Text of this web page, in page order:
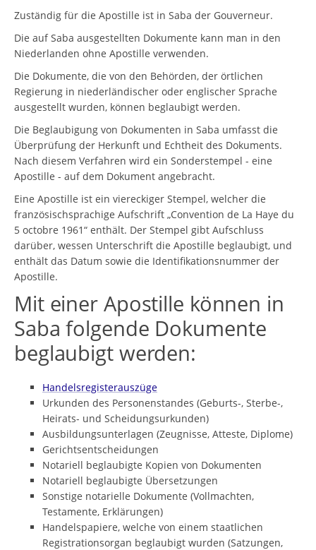
Zuständig für die Apostille ist in Saba der Gouverneur.
Die auf Saba ausgestellten Dokumente kann man in den
Niederlanden ohne Apostille verwenden.
Die Dokumente, die von den Behörden, der örtlichen
Regierung in niederländischer oder englischer Sprache
ausgestellt wurden, können beglaubigt werden.
Die Beglaubigung von Dokumenten in Saba umfasst die
Überprüfung der Herkunft und Echtheit des Dokuments.
Nach diesem Verfahren wird ein Sonderstempel - eine
Apostille - auf dem Dokument angebracht.
Eine Apostille ist ein viereckiger Stempel, welcher die
französischsprachige Aufschrift „Convention de La Haye du
5 octobre 1961“ enthält. Der Stempel gibt Aufschluss
darüber, wessen Unterschrift die Apostille beglaubigt, und
enthält das Datum sowie die Identifikationsnummer der
Apostille.
Mit einer Apostille können in
Saba folgende Dokumente
beglaubigt werden:
Handelsregisterauszüge
Urkunden des Personenstandes (Geburts-, Sterbe-,
Heirats- und Scheidungsurkunden)
Ausbildungsunterlagen (Zeugnisse, Atteste, Diplome)
Gerichtsentscheidungen
Notariell beglaubigte Kopien von Dokumenten
Notariell beglaubigte Übersetzungen
Sonstige notarielle Dokumente (Vollmachten,
Testamente, Erklärungen)
Handelspapiere, welche von einem staatlichen
Registrationsorgan beglaubigt wurden (Satzungen,